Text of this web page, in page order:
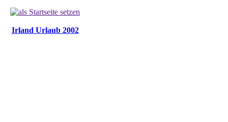
Irland Urlaub 2002